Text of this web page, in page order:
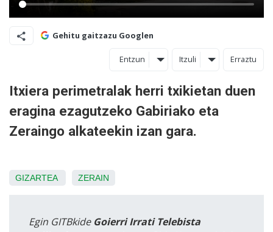
Gehitu gaitzazu Googlen
Entzun Itzuli Erraztu
Itxiera perimetralak herri txikietan duen
eragina ezagutzeko Gabiriako eta
Zeraingo alkateekin izan gara.
GIZARTEA ZERAIN
Egin GITBkide Goierri Irrati Telebista